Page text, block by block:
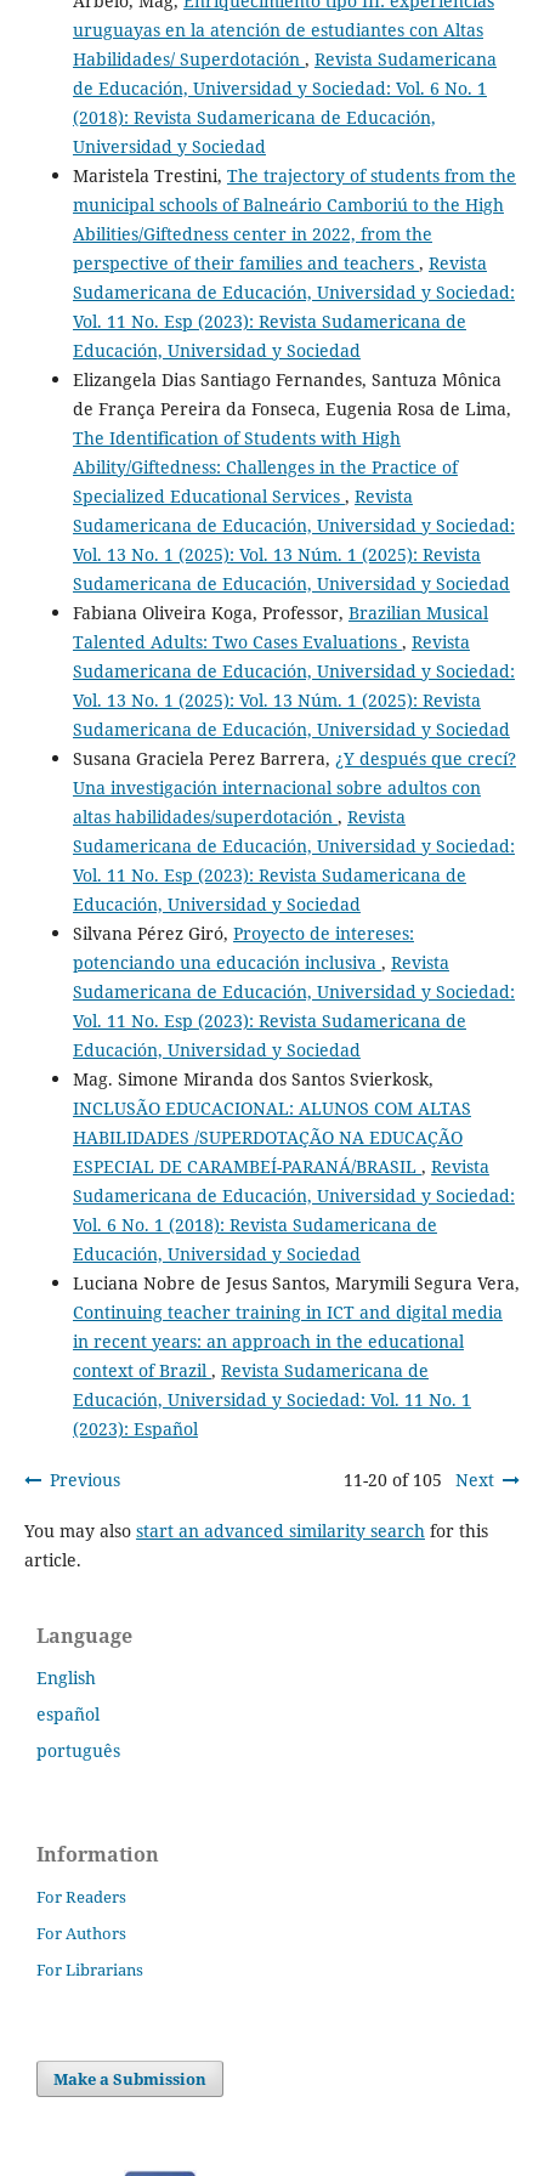
uruguayas en la atención de estudiantes con Altas
Habilidades/ Superdotación , Revista Sudamericana
de Educación, Universidad y Sociedad: Vol. 6 No. 1
(2018): Revista Sudamericana de Educación,
Universidad y Sociedad
Maristela Trestini, The trajectory of students from the
municipal schools of Balneário Camboriú to the High
Abilities/Giftedness center in 2022, from the
perspective of their families and teachers , Revista
Sudamericana de Educación, Universidad y Sociedad:
Vol. 11 No. Esp (2023): Revista Sudamericana de
Educación, Universidad y Sociedad
Elizangela Dias Santiago Fernandes, Santuza Mônica
de França Pereira da Fonseca, Eugenia Rosa de Lima,
The Identification of Students with High
Ability/Giftedness: Challenges in the Practice of
Specialized Educational Services , Revista
Sudamericana de Educación, Universidad y Sociedad:
Vol. 13 No. 1 (2025): Vol. 13 Núm. 1 (2025): Revista
Sudamericana de Educación, Universidad y Sociedad
Fabiana Oliveira Koga, Professor, Brazilian Musical
Talented Adults: Two Cases Evaluations , Revista
Sudamericana de Educación, Universidad y Sociedad:
Vol. 13 No. 1 (2025): Vol. 13 Núm. 1 (2025): Revista
Sudamericana de Educación, Universidad y Sociedad
Susana Graciela Perez Barrera, ¿Y después que crecí?
Una investigación internacional sobre adultos con
altas habilidades/superdotación , Revista
Sudamericana de Educación, Universidad y Sociedad:
Vol. 11 No. Esp (2023): Revista Sudamericana de
Educación, Universidad y Sociedad
Silvana Pérez Giró, Proyecto de intereses:
potenciando una educación inclusiva , Revista
Sudamericana de Educación, Universidad y Sociedad:
Vol. 11 No. Esp (2023): Revista Sudamericana de
Educación, Universidad y Sociedad
Mag. Simone Miranda dos Santos Svierkosk,
INCLUSÃO EDUCACIONAL: ALUNOS COM ALTAS
HABILIDADES /SUPERDOTAÇÃO NA EDUCAÇÃO
ESPECIAL DE CARAMBEÍ-PARANÁ/BRASIL , Revista
Sudamericana de Educación, Universidad y Sociedad:
Vol. 6 No. 1 (2018): Revista Sudamericana de
Educación, Universidad y Sociedad
Luciana Nobre de Jesus Santos, Marymili Segura Vera,
Continuing teacher training in ICT and digital media
in recent years: an approach in the educational
context of Brazil , Revista Sudamericana de
Educación, Universidad y Sociedad: Vol. 11 No. 1
(2023): Español
Previous 11-20 of 105 Next
You may also start an advanced similarity searchfor this
article.
Language
English
español
português
Information
For Readers
For Authors
For Librarians
Make a Submission